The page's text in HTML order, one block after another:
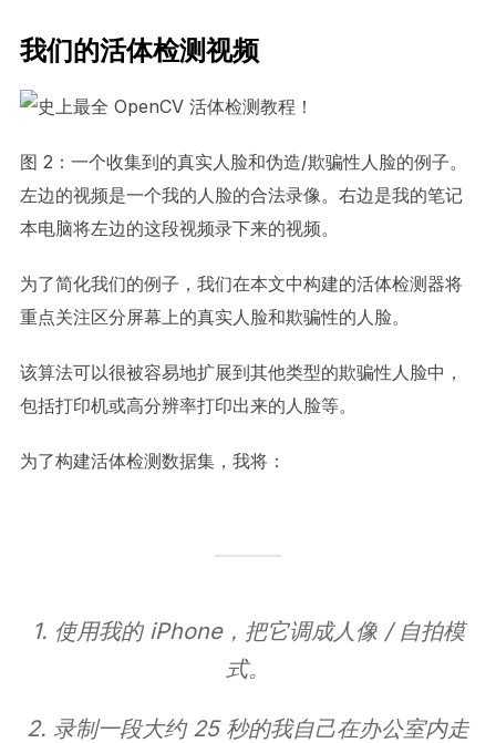
我们的活体检测视频
图 2：一个收集到的真实人脸和伪造/欺骗性人脸的例子。
左边的视频是一个我的人脸的合法录像。右边是我的笔记
本电脑将左边的这段视频录下来的视频。
为了简化我们的例子，我们在本文中构建的活体检测器将
重点关注区分屏幕上的真实人脸和欺骗性的人脸。
该算法可以很被容易地扩展到其他类型的欺骗性人脸中，
包括打印机或高分辨率打印出来的人脸等。
为了构建活体检测数据集，我将：
1. 使用我的 iPhone，把它调成人像 / 自拍模
式。
2. 录制一段大约 25 秒的我自己在办公室内走